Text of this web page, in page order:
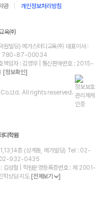
관 개인정보처리방침
육㈜
빌딩) 메가스터디교육㈜ 대표이사 :
: 780-87-00034
임자 : 김영무 | 통신판매번호 : 2015-
[정보확인]
All rights reserved.
디학원
층 (상계동, 메가빌딩) Tel : 02-
932-0435
성철 | 학원운영등록증번호 : 제 2001-
학상담·지도 [전체보기 ]